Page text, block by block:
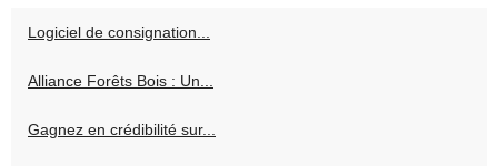
Logiciel de consignation...
Alliance Forêts Bois : Un...
Gagnez en crédibilité sur...